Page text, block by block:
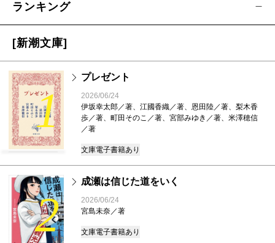
ランキング
[新潮文庫]
1
プレゼント
2026/06/24
伊坂幸太郎／著、江國香織／著、恩田陸／著、梨木香
歩／著、町田そのこ／著、宮部みゆき／著、米澤穂信
／著
文庫電子書籍あり
2
成瀬は信じた道をいく
2026/06/24
宮島未奈／著
文庫電子書籍あり